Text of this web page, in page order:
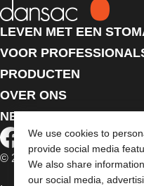
We use cookies to
provide social media
We also share
our social media,
LEVEN MET EEN
VOOR
PRODUCTEN
OVER ONS
NEEM CONTACT MET
© 2026 Dansac A/S. Alle